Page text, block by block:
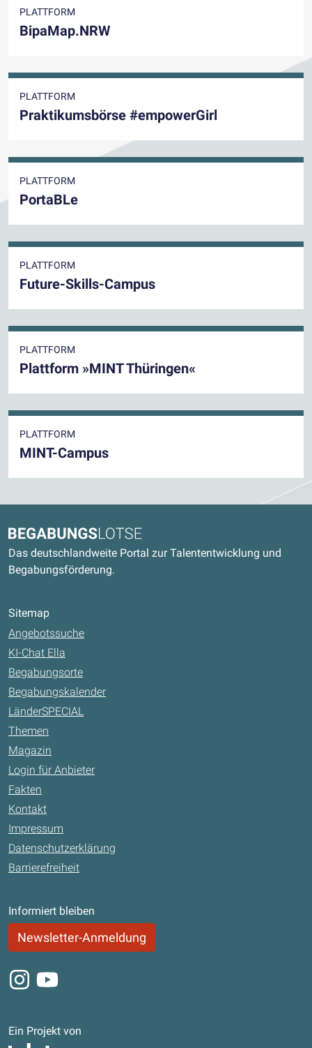
PLATTFORM
BipaMap.NRW
PLATTFORM
Praktikumsbörse #empowerGirl
PLATTFORM
PortaBLe
PLATTFORM
Future-Skills-Campus
PLATTFORM
Plattform »MINT Thüringen«
PLATTFORM
MINT-Campus
Begabungslotse
Das deutschlandweite Portal zur Talententwicklung und
Begabungsförderung.
Sitemap
Angebotssuche
KI-Chat Ella
Begabungsorte
Begabungskalender
LänderSPECIAL
Themen
Magazin
Login für Anbieter
Fakten
Kontakt
Impressum
Datenschutzerklärung
Barrierefreiheit
Informiert bleiben
Newsletter-Anmeldung
Instagram
Youtube
Ein Projekt von